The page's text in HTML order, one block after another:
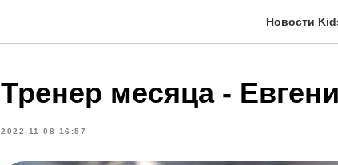
Новости
Тренер месяца -
2022-11-08 16:57